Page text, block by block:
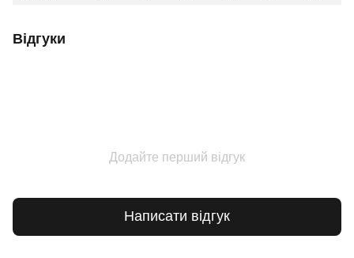
Відгуки
Додайте перший відгук
Написати відгук